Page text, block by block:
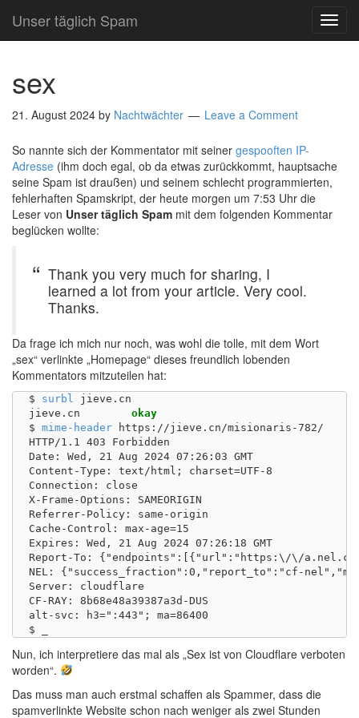
Unser täglich Spam
sex
21. August 2024 by Nachtwächter Leave a Comment
So nannte sich der Kommentator mit seiner gespooften IP-
Adresse (ihm doch egal, ob da etwas zurückkommt, hauptsache
seine Spam ist draußen) und seinem schlecht programmierten,
fehlerhaften Spamskript, der heute morgen um 7:53 Uhr die
Leser von Unser täglich Spam mit dem folgenden Kommentar
beglücken wollte:
Thank you very much for sharing, I
learned a lot from your article. Very cool.
Thanks.
Da frage ich mich nur noch, was wohl die tolle, mit dem Wort
„sex“ verlinkte „Homepage“ dieses freundlich lobenden
Kommentators mitzuteilen hat:
$ surbl jieve.cn
okay
$ mime-header https://jieve.cn/misionaris-782/
HTTP/1.1 403 Forbidden
Date: Wed, 21 Aug 2024 07:26:03 GMT
Content-Type: text/html; charset=UTF-8
Connection: close
X-Frame-Options: SAMEORIGIN
Referrer-Policy: same-origin
Cache-Control: max-age=15
Expires: Wed, 21 Aug 2024 07:26:18 GMT
Report-To: {"endpoints":[{"url":"https:\/\/
NEL: {"success_fraction":0,"report_to":"cf-
Server: cloudflare
CF-RAY: 8b68e48a39387a3d-DUS
alt-svc: h3=":443"; ma=86400
Nun, ich interpretiere das mal als „Sex ist von Cloudflare verboten
worden“.
Das muss man auch erstmal schaffen als Spammer, dass die
spamverlinkte Website schon nach weniger als zwei Stunden